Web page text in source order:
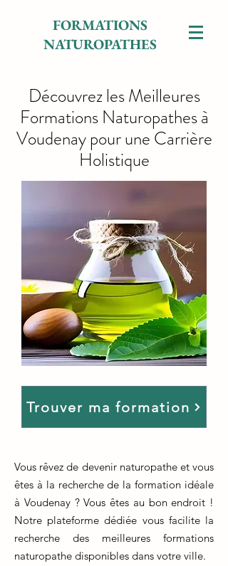
FORMATIONS
NATUROPATHES
Découvrez les Meilleures
Formations Naturopathes à
Voudenay pour une Carrière
Holistique
Trouver ma formation
Vous rêvez de devenir naturopathe et vous
êtes à la recherche de la formation idéale
à Voudenay ? Vous êtes au bon endroit !
Notre plateforme dédiée vous facilite la
recherche des meilleures formations
naturopathe disponibles dans votre ville.